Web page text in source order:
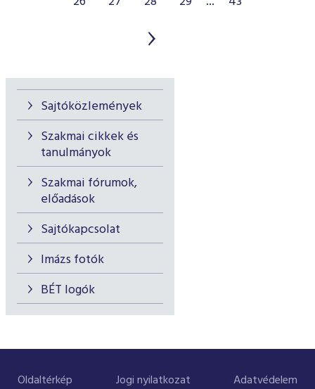
Sajtóközlemények
Szakmai cikkek és
tanulmányok
Szakmai fórumok,
előadások
Sajtókapcsolat
Imázs fotók
BÉT logók
Oldaltérkép Jogi nyilatkozat Adatvédelem